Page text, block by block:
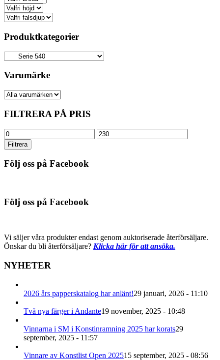
Produktkategorier
Varumärke
FILTRERA PÅ PRIS
Min
pris
Max
pris
Filtrera
Följ oss på Facebook
Följ oss på Facebook
Vi säljer våra produkter endast genom auktoriserade återförsäljare.
Önskar du bli återförsäljare? Klicka här för att ansöka.
NYHETER
2026 års papperskatalog har anlänt!29 januari, 2026 - 11:10
Två nya färger i Andante19 november, 2025 - 10:48
Vinnarna i SM i Konstinramning 2025 har korats29
september, 2025 - 11:57
Vinnare av Konstlist Open 202515 september, 2025 - 08:56